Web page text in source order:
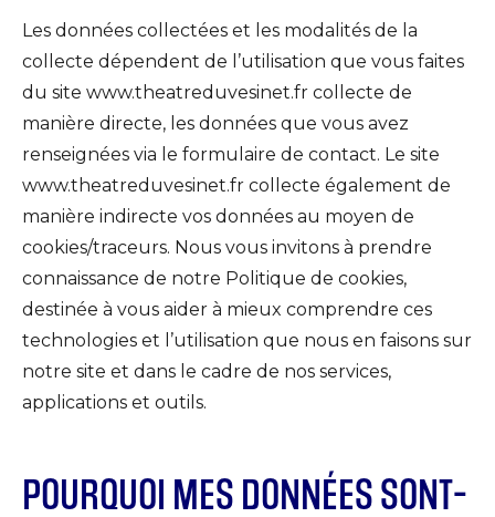
Les données collectées et les modalités de la
collecte dépendent de l’utilisation que vous faites
du site www.theatreduvesinet.fr collecte de
manière directe, les données que vous avez
renseignées via le formulaire de contact. Le site
www.theatreduvesinet.fr collecte également de
manière indirecte vos données au moyen de
cookies/traceurs. Nous vous invitons à prendre
connaissance de notre Politique de cookies,
destinée à vous aider à mieux comprendre ces
technologies et l’utilisation que nous en faisons sur
notre site et dans le cadre de nos services,
applications et outils.
POURQUOI MES DONNÉES SONT-